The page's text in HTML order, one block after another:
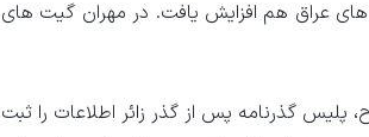
به ۵ در افزایش دادیم. گیت های عراق هم افزایش یافت. در مهران گیت های
پلیس گذرنامه پس از گذر زائر اطلاعات را ثبت